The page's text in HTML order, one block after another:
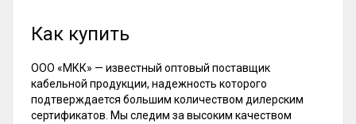
Как купить
ООО «МКК» — известный оптовый поставщик
кабельной продукции, надежность которого
подтверждается большим количеством дилерским
сертификатов. Мы следим за высоким качеством